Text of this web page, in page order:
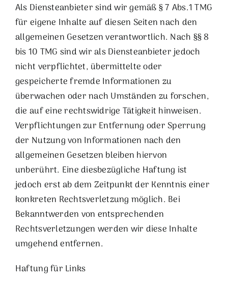
Als Diensteanbieter sind wir gemäß § 7 Abs.1 TMG
für eigene Inhalte auf diesen Seiten nach den
allgemeinen Gesetzen verantwortlich. Nach §§ 8
bis 10 TMG sind wir als Diensteanbieter jedoch
nicht verpflichtet, übermittelte oder
gespeicherte fremde Informationen zu
überwachen oder nach Umständen zu forschen,
die auf eine rechtswidrige Tätigkeit hinweisen.
Verpflichtungen zur Entfernung oder Sperrung
der Nutzung von Informationen nach den
allgemeinen Gesetzen bleiben hiervon
unberührt. Eine diesbezügliche Haftung ist
jedoch erst ab dem Zeitpunkt der Kenntnis einer
konkreten Rechtsverletzung möglich. Bei
Bekanntwerden von entsprechenden
Rechtsverletzungen werden wir diese Inhalte
umgehend entfernen.
Haftung für Links